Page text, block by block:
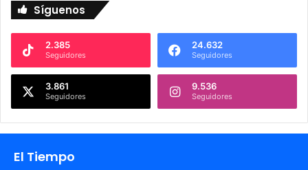
Síguenos
2.385
Seguidores
24.632
Seguidores
3.861
Seguidores
9.536
Seguidores
El Tiempo